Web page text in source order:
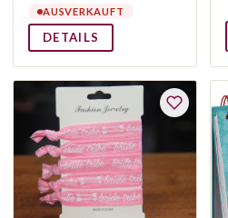
AUSVERKAUFT
DETAILS